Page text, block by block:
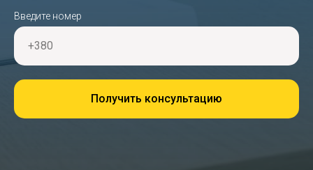
Введите номер
+380
Получить консультацию